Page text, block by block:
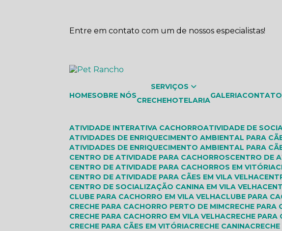
Entre em contato com um de nossos especialistas!
HOME SOBRE NÓS
SERVIÇOS
CRECHE
HOTELARIA
GALERIA CONTATO
ATIVIDADE INTERATIVA CACHORRO ATIVIDADE DE
ATIVIDADES DE ENRIQUECIMENTO AMBIENTAL PARA
ATIVIDADES DE ENRIQUECIMENTO AMBIENTAL PARA
CENTRO DE ATIVIDADE PARA CACHORROS
CENTRO DE
CENTRO DE ATIVIDADE PARA CACHORROS EM VITÓRIA
CENTRO DE ATIVIDADE PARA CÃES EM VILA VELHA
CENTRO DE SOCIALIZAÇÃO CANINA EM VILA VELHA
CLUBE PARA CACHORRO EM VILA VELHA
CLUBE PARA
CRECHE PARA CACHORRO PERTO DE MIM
CRECHE
CRECHE PARA CACHORRO EM VILA VELHA
CRECHE
CRECHE PARA CÃES EM VITÓRIA
CRECHE CANINA